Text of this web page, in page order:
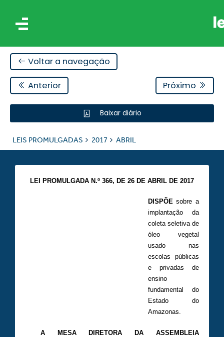
Voltar a navegação
Anterior Próximo
Baixar diário
LEIS PROMULGADAS 2017 ABRIL
LEI PROMULGADA N.º 366, DE 26 DE ABRIL DE 2017
DISPÕEsobre a
implantação da
coleta seletiva de
óleo vegetal
usado nas
escolas públicas
e privadas de
ensino
fundamental do
Estado do
Amazonas.
A MESA DIRETORA DA ASSEMBLEIA